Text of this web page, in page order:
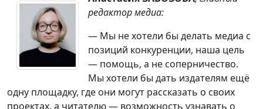
редактор медиа:
— Мы не хотели бы делать медиа с
позиций конкуренции, наша цель
— помощь, а не соперничество.
Мы хотели бы дать издателям ещё
одну площадку, где они могут рассказать о своих
проектах, а читателю — возможность узнавать о